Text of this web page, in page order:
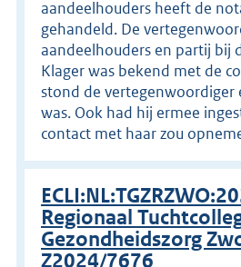
aandeelhouders heeft de
gehandeld. De
aandeelhouders en partij bij
Klager was bekend met de
stond de vertegenwoordiger
was. Ook had hij ermee
contact met haar zou
Regionaal
Gezondheidszorg
Z2024/7676